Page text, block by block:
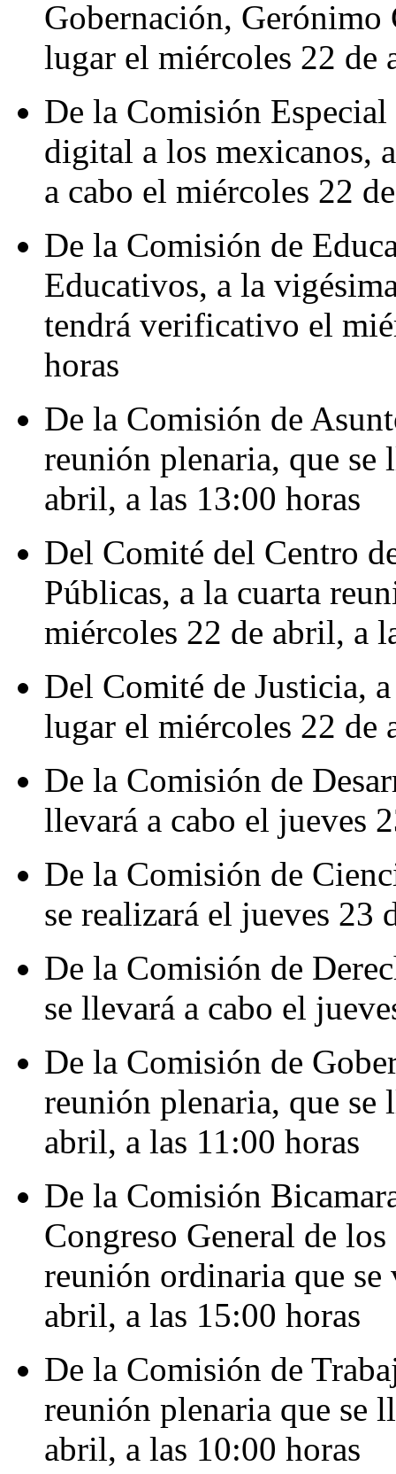
Gobernación, Gerónimo
lugar el miércoles 22 de
De la Comisión
digital a los mexicanos,
a cabo el miércoles 22
De la Comisión de
Educativos, a la
tendrá verificativo el
horas
De la Comisión de
reunión plenaria, que se
abril, a las 13:00 horas
Del Comité del Centro
Públicas, a la cuarta
miércoles 22 de abril, a
Del Comité de Justicia,
lugar el miércoles 22 de
De la Comisión de
llevará a cabo el jueves
De la Comisión de
se realizará el jueves 23
De la Comisión de
se llevará a cabo el
De la Comisión de
reunión plenaria, que se
abril, a las 11:00 horas
De la Comisión
Congreso General de
reunión ordinaria que
abril, a las 15:00 horas
De la Comisión de
reunión plenaria que se
abril, a las 10:00 horas